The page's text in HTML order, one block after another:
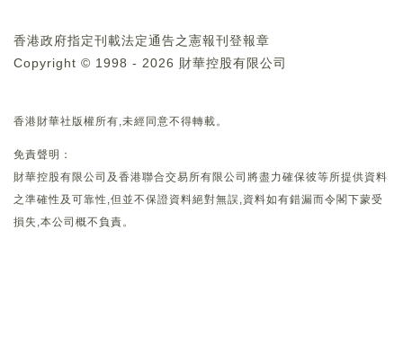
香港政府指定刊載法定通告之憲報刊登報章
Copyright © 1998 - 2026 財華控股有限公司
香港財華社版權所有,未經同意不得轉載。
免責聲明：
財華控股有限公司及香港聯合交易所有限公司將盡力確保彼等所提供資料
之準確性及可靠性,但並不保證資料絕對無誤,資料如有錯漏而令閣下蒙受
損失,本公司概不負責。